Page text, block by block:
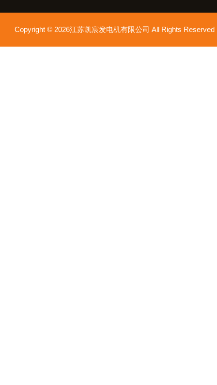
Copyright © 2026江苏凯宸发电机有限公司 All Rights